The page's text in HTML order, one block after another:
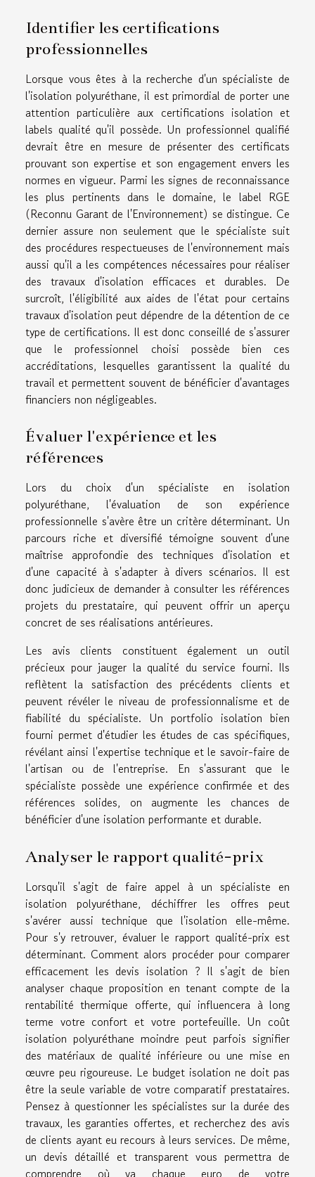
Identifier les certifications
professionnelles
Lorsque vous êtes à la recherche d'un spécialiste de
l'isolation polyuréthane, il est primordial de porter une
attention particulière aux certifications isolation et
labels qualité qu'il possède. Un professionnel qualifié
devrait être en mesure de présenter des certificats
prouvant son expertise et son engagement envers les
normes en vigueur. Parmi les signes de reconnaissance
les plus pertinents dans le domaine, le label RGE
(Reconnu Garant de l'Environnement) se distingue. Ce
dernier assure non seulement que le spécialiste suit
des procédures respectueuses de l'environnement mais
aussi qu'il a les compétences nécessaires pour réaliser
des travaux d'isolation efficaces et durables. De
surcroît, l'éligibilité aux aides de l'état pour certains
travaux d'isolation peut dépendre de la détention de ce
type de certifications. Il est donc conseillé de s'assurer
que le professionnel choisi possède bien ces
accréditations, lesquelles garantissent la qualité du
travail et permettent souvent de bénéficier d'avantages
financiers non négligeables.
Évaluer l'expérience et les
références
Lors du choix d'un spécialiste en isolation
polyuréthane, l'évaluation de son expérience
professionnelle s'avère être un critère déterminant. Un
parcours riche et diversifié témoigne souvent d'une
maîtrise approfondie des techniques d'isolation et
d'une capacité à s'adapter à divers scénarios. Il est
donc judicieux de demander à consulter les références
projets du prestataire, qui peuvent offrir un aperçu
concret de ses réalisations antérieures.
Les avis clients constituent également un outil
précieux pour jauger la qualité du service fourni. Ils
reflètent la satisfaction des précédents clients et
peuvent révéler le niveau de professionnalisme et de
fiabilité du spécialiste. Un portfolio isolation bien
fourni permet d'étudier les études de cas spécifiques,
révélant ainsi l'expertise technique et le savoir-faire de
l'artisan ou de l'entreprise. En s'assurant que le
spécialiste possède une expérience confirmée et des
références solides, on augmente les chances de
bénéficier d'une isolation performante et durable.
Analyser le rapport qualité-prix
Lorsqu'il s'agit de faire appel à un spécialiste en
isolation polyuréthane, déchiffrer les offres peut
s'avérer aussi technique que l'isolation elle-même.
Pour s'y retrouver, évaluer le rapport qualité-prix est
déterminant. Comment alors procéder pour comparer
efficacement les devis isolation ? Il s'agit de bien
analyser chaque proposition en tenant compte de la
rentabilité thermique offerte, qui influencera à long
terme votre confort et votre portefeuille. Un coût
isolation polyuréthane moindre peut parfois signifier
des matériaux de qualité inférieure ou une mise en
œuvre peu rigoureuse. Le budget isolation ne doit pas
être la seule variable de votre comparatif prestataires.
Pensez à questionner les spécialistes sur la durée des
travaux, les garanties offertes, et recherchez des avis
de clients ayant eu recours à leurs services. De même,
un devis détaillé et transparent vous permettra de
comprendre où va chaque euro de votre